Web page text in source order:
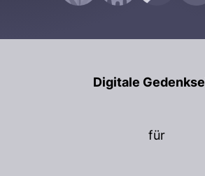
Digitale
für